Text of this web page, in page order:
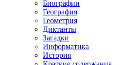
Биографии
География
Геометрия
Диктанты
Загадки
Информатика
История